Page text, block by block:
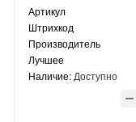
Артикул
Штрихкод
Производитель
Лучшее
Наличие: Доступно